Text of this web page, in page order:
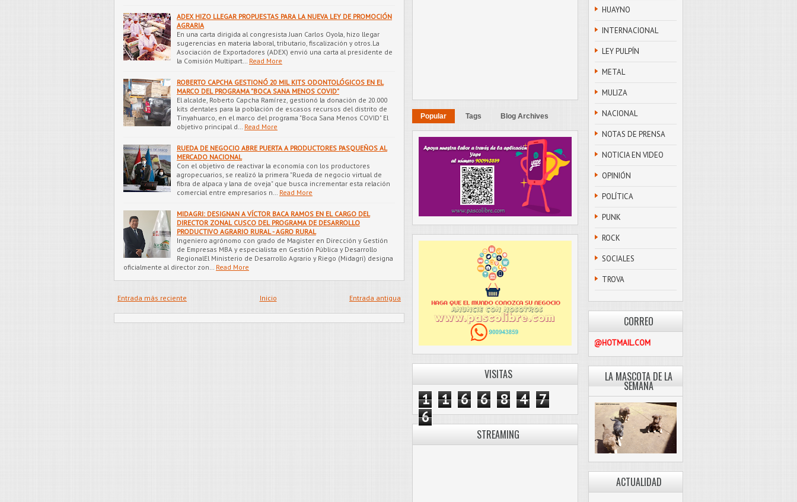
ADEX HIZO LLEGAR PROPUESTAS PARA LA NUEVA LEY DE PROMOCIÓN
AGRARIA
En una carta dirigida al congresista Juan Carlos Oyola, hizo llegar
sugerencias en materia laboral, tributario, fiscalización y otros.La
Asociación de Exportadores (ADEX) envió una carta al presidente de
la Comisión Multipart…
Read More
ROBERTO CAPCHA GESTIONÓ 20 MIL KITS ODONTOLÓGICOS EN EL
MARCO DEL PROGRAMA "BOCA SANA MENOS COVID"
El alcalde, Roberto Capcha Ramírez, gestionó la donación de 20.000
kits dentales para la población de escasos recursos del distrito de
Tinyahuarco, en el marco del programa "Boca Sana Menos COVID" El
objetivo principal d…
Read More
RUEDA DE NEGOCIO ABRE PUERTA A PRODUCTORES PASQUEÑOS AL
MERCADO NACIONAL
Con el objetivo de reactivar la economía con los productores
agropecuarios, se realizó la primera "Rueda de negocio virtual de
fibra de alpaca y lana de oveja" que busca incrementar esta relación
comercial entre empresarios n…
Read More
MIDAGRI: DESIGNAN A VÍCTOR BACA RAMOS EN EL CARGO DEL
DIRECTOR ZONAL CUSCO DEL PROGRAMA DE DESARROLLO
PRODUCTIVO AGRARIO RURAL - AGRO RURAL
Ingeniero agrónomo con grado de Magister en Dirección y Gestión
de Empresas MBA y especialista en Gestión Pública y Desarrollo
RegionalEl Ministerio de Desarrollo Agrario y Riego (Midagri) designa
oficialmente al director zon…
Read More
Entrada más reciente Entrada antigua
Inicio
Popular Tags Blog Archives
VISITAS
1 1 6 6 8 4
7
6
STREAMING
HUAYNO
INTERNACIONAL
LEY PULPÍN
METAL
MULIZA
NACIONAL
NOTAS DE PRENSA
NOTICIA EN VIDEO
OPINIÓN
POLÍTICA
PUNK
ROCK
SOCIALES
TROVA
CORREO
PASCOLIBRE@HOTMAIL.COM
LA MASCOTA DE LA
SEMANA
ACTUALIDAD